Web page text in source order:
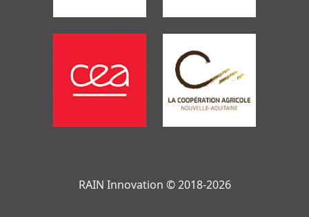
RAIN Innovation © 2018-2026